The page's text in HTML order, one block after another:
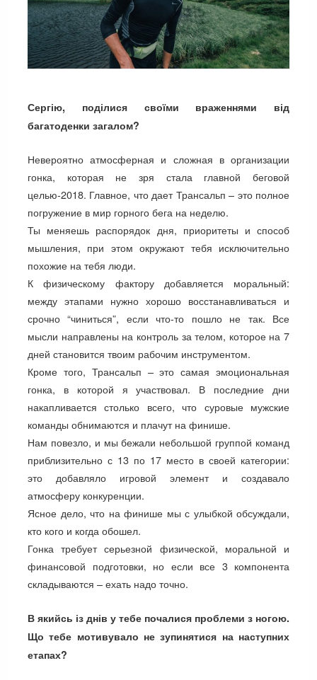
Сергію, поділися своїми враженнями від
багатоденки загалом?
Невероятно атмосферная и сложная в организации
гонка, которая не зря стала главной беговой
целью-2018. Главное, что дает Трансальп – это полное
погружение в мир горного бега на неделю.
Ты меняешь распорядок дня, приоритеты и способ
мышления, при этом окружают тебя исключительно
похожие на тебя люди.
К физическому фактору добавляется моральный:
между этапами нужно хорошо восстанавливаться и
срочно “чиниться”, если что-то пошло не так. Все
мысли направлены на контроль за телом, которое на 7
дней становится твоим рабочим инструментом.
Кроме того, Трансальп – это самая эмоциональная
гонка, в которой я участвовал. В последние дни
накапливается столько всего, что суровые мужские
команды обнимаются и плачут на финише.
Нам повезло, и мы бежали небольшой группой команд
приблизительно с 13 по 17 место в своей категории:
это добавляло игровой элемент и создавало
атмосферу конкуренции.
Ясное дело, что на финише мы с улыбкой обсуждали,
кто кого и когда обошел.
Гонка требует серьезной физической, моральной и
финансовой подготовки, но если все 3 компонента
складываются – ехать надо точно.
В якийсь із днів у тебе почалися проблеми з ногою.
Що тебе мотивувало не зупинятися на наступних
етапах?